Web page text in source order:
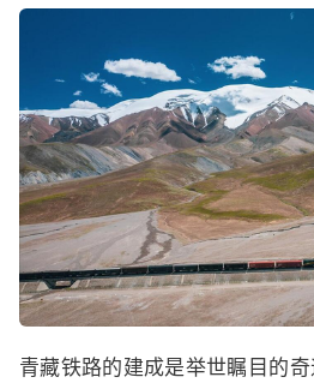
青藏铁路的建成是举世瞩目的